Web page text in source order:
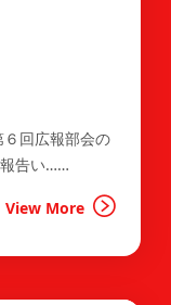
回広報部会の
報告い……
View More